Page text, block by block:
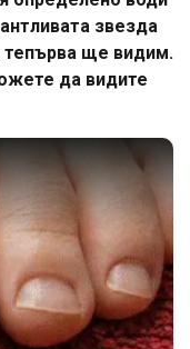
звезда
ще видим.
да видите